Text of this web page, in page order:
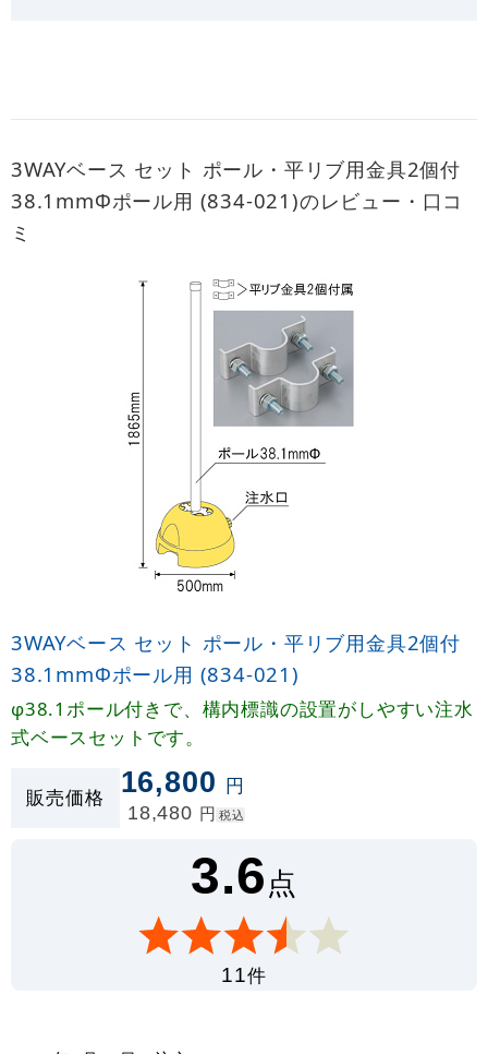
3WAYベース セット ポール・平リブ用金具2個付
38.1mmФポール用 (834-021)のレビュー・口コ
ミ
3WAYベース セット ポール・平リブ用金具2個付
38.1mmФポール用 (834-021)
φ38.1ポール付きで、構内標識の設置がしやすい注水
式ベースセットです。
販売価格 16,800 円
18,480 円 税込
3.6点
11件